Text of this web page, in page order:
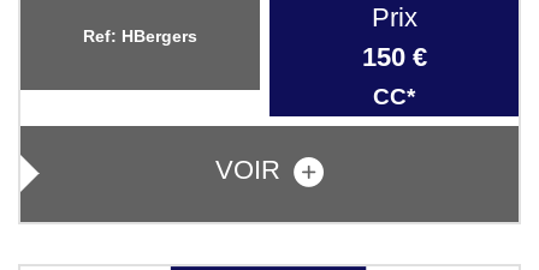
Ref: HBergers
Prix
150 €
CC*
VOIR